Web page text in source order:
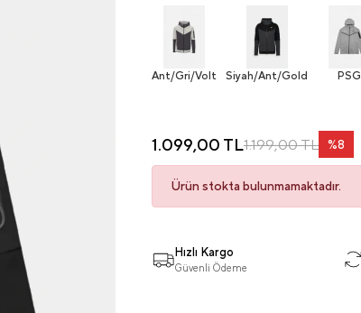
Ant/Gri/Volt Siyah/Ant/Gold PSG
1.099,00 TL1.199,00 TL %8
Ürün stokta bulunmamaktadır.
Hızlı Kargo
Güvenli Ödeme